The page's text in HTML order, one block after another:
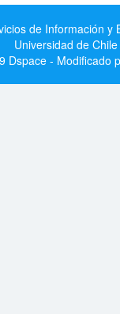
de Información y
Universidad de Chile
Dspace - Modificado